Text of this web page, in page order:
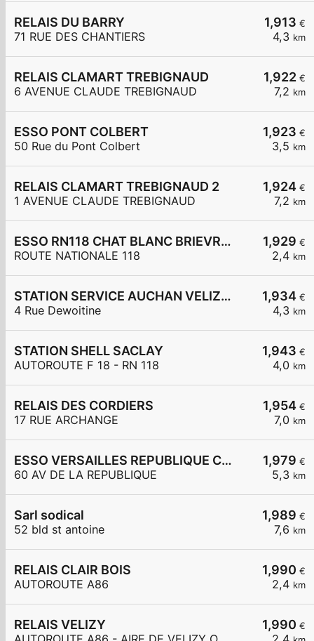
1,913 €
4,3 km
RELAIS DU BARRY
71 RUE DES CHANTIERS
1,922 €
7,2 km
RELAIS CLAMART TREBIGNAUD
6 AVENUE CLAUDE TREBIGNAUD
1,923 €
3,5 km
ESSO PONT COLBERT
50 Rue du Pont Colbert
1,924 €
7,2 km
RELAIS CLAMART TREBIGNAUD 2
1 AVENUE CLAUDE TREBIGNAUD
1,929 €
2,4 km
ESSO RN118 CHAT BLANC BRIEVRES
ROUTE NATIONALE 118
1,934 €
4,3 km
STATION SERVICE AUCHAN VELIZY 2
4 Rue Dewoitine
1,943 €
4,0 km
STATION SHELL SACLAY
AUTOROUTE F 18 - RN 118
1,954 €
7,0 km
RELAIS DES CORDIERS
17 RUE ARCHANGE
1,979 €
5,3 km
ESSO VERSAILLES REPUBLIQUE Carrefour Express
60 AV DE LA REPUBLIQUE
1,989 €
7,6 km
Sarl sodical
52 bld st antoine
1,990 €
2,4 km
RELAIS CLAIR BOIS
AUTOROUTE A86
1,990 €
RELAIS VELIZY